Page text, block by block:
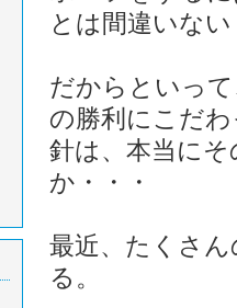
とは間違いな
だからといっ
の勝利にこだ
針は、本当に
か・・・
最近、たくさ
る。